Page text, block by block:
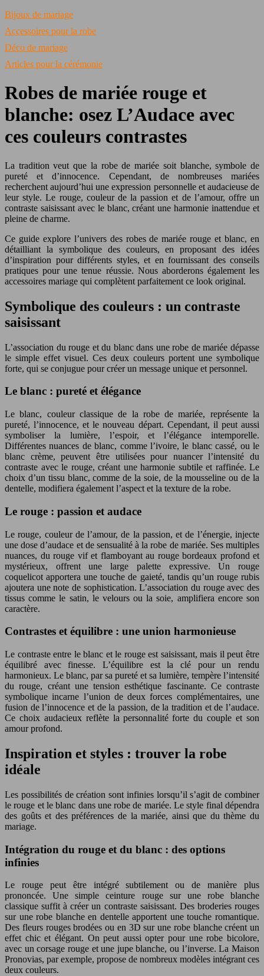
Bijoux de mariage
Accessoires pour la robe
Déco de mariage
Articles pour la cérémonie
Robes de mariée rouge et
blanche: osez L’Audace avec
ces couleurs contrastes
La tradition veut que la robe de mariée soit blanche, symbole de
pureté et d’innocence. Cependant, de nombreuses mariées
recherchent aujourd’hui une expression personnelle et audacieuse de
leur style. Le rouge, couleur de la passion et de l’amour, offre un
contraste saisissant avec le blanc, créant une harmonie inattendue et
pleine de charme.
Ce guide explore l’univers des robes de mariée rouge et blanc, en
détailliant la symbolique des couleurs, en proposant des idées
d’inspiration pour différents styles, et en fournissant des conseils
pratiques pour une tenue réussie. Nous aborderons également les
accessoires mariage qui complètent parfaitement ce look original.
Symbolique des couleurs : un contraste
saisissant
L’association du rouge et du blanc dans une robe de mariée dépasse
le simple effet visuel. Ces deux couleurs portent une symbolique
forte, qui se conjugue pour créer un message unique et personnel.
Le blanc : pureté et élégance
Le blanc, couleur classique de la robe de mariée, représente la
pureté, l’innocence, et le nouveau départ. Cependant, il peut aussi
symboliser la lumière, l’espoir, et l’élégance intemporelle.
Différentes nuances de blanc, comme l’ivoire, le blanc cassé, ou le
blanc crème, peuvent être utilisées pour nuancer l’intensité du
contraste avec le rouge, créant une harmonie subtile et raffinée. Le
choix d’un tissu blanc, comme de la soie, de la mousseline ou de la
dentelle, modifiera également l’aspect et la texture de la robe.
Le rouge : passion et audace
Le rouge, couleur de l’amour, de la passion, et de l’énergie, injecte
une dose d’audace et de sensualité à la robe de mariée. Ses multiples
nuances, du rouge vif et flamboyant au rouge bordeaux profond et
mystérieux, offrent une large palette expressive. Un rouge
coquelicot apportera une touche de gaieté, tandis qu’un rouge rubis
ajoutera une note de sophistication. L’association du rouge avec des
tissus comme le satin, le velours ou la soie, amplifiera encore son
caractère.
Contrastes et équilibre : une union harmonieuse
Le contraste entre le blanc et le rouge est saisissant, mais il peut être
équilibré avec finesse. L’équilibre est la clé pour un rendu
harmonieux. Le blanc, par sa pureté et sa lumière, tempère l’intensité
du rouge, créant une tension esthétique fascinante. Ce contraste
symbolique incarne l’union de deux forces complémentaires, une
fusion de l’innocence et de la passion, de la tradition et de l’audace.
Ce choix audacieux reflète la personnalité forte du couple et son
amour profond.
Inspiration et styles : trouver la robe
idéale
Les possibilités de création sont infinies lorsqu’il s’agit de combiner
le rouge et le blanc dans une robe de mariée. Le style final dépendra
des goûts et des préférences de la mariée, ainsi que du thème du
mariage.
Intégration du rouge et du blanc : des options
infinies
Le rouge peut être intégré subtilement ou de manière plus
prononcée. Une simple ceinture rouge sur une robe blanche
classique suffit à créer un contraste saisissant. Des broderies rouges
sur une robe blanche en dentelle apportent une touche romantique.
Des fleurs rouges brodées ou en 3D sur une robe blanche créent un
effet chic et élégant. On peut aussi opter pour une robe bicolore,
avec un corsage rouge et une jupe blanche, ou l’inverse. La Maison
Pronovias, par exemple, propose de nombreux modèles intégrant ces
deux couleurs.